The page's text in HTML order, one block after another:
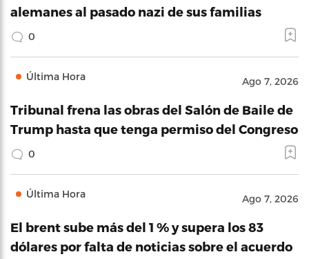
alemanes al pasado nazi de sus familias
0
Última Hora Ago 7, 2026
Tribunal frena las obras del Salón de Baile de
Trump hasta que tenga permiso del Congreso
0
Última Hora Ago 7, 2026
El brent sube más del 1 % y supera los 83
dólares por falta de noticias sobre el acuerdo